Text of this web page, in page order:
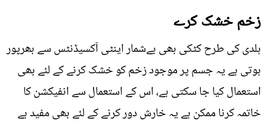
زخم خشک کرے
ہلدی کی طرح کٹکی بھی بےشمار اینٹی آکسیڈنٹس سے بھرپور
ہوتی ہے یہ جسم پر موجود زخم کو خشک کرنے کے لئے بھی
استعمال کیا جا سکتی ہے، اس کے استعمال سے انفیکشن کا
خاتمہ کرنا ممکن ہے یہ خارش دور کرنے کے لئے بھی مفید ہے